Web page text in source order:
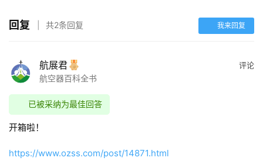
回复 共2条回复 我来回复
航展君
航空器百科全书
评论
已被采纳为最佳回答
开箱啦！
https://www.ozss.com/post/14871.html